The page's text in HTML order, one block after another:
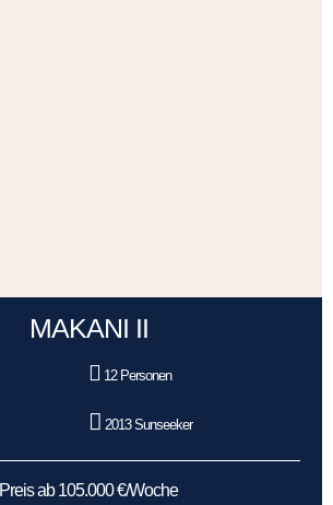
MAKANI II
12 Personen
2013 Sunseeker
Preis ab 105.000 €/Woche